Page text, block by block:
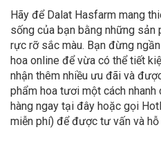
Hãy để Dalat Hasfarm mang
sống của bạn bằng những
rực rỡ sắc màu. Bạn đừng
hoa online để vừa có thể tiết
nhận thêm nhiều ưu đãi và
phẩm hoa tươi một cách
hàng ngay tại đây hoặc gọi
miễn phí) để được tư vấn và hỗ